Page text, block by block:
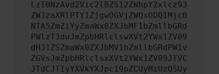
LzI0NzAvd2Vic2l0ZS12ZWhpY2xlcz93
ZWJzaXRlPTY1ZjgwOGVjZWQxODQ1Mjc0
NTA5ZmZiYyZmaWx0ZXJbMF1bZmllbGRd
PWlzT3duJmZpbHRlclswXVt2YWx1ZV09
dHJ1ZSZmaWx0ZXJbMV1bZmllbGRdPW1v
ZGVsJmZpbHRlclsxXVt2YWx1ZV09JTVC
JTdCJTIyYXVkYXJpc19pZCUyMiUzQSUy